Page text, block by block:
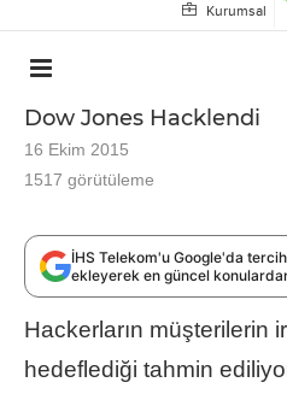
Kurumsal
Dow Jones Hacklendi
16 Ekim 2015
1517 görütüleme
İHS Telekom'u Google'da
ekleyerek en güncel
Hackerların müşterilerin
hedeflediği tahmin